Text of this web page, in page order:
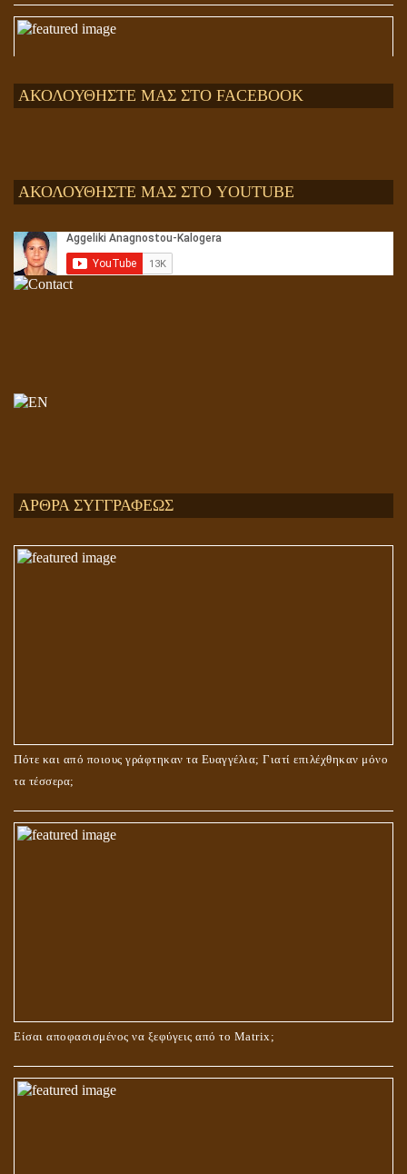
ΑΡΘΡΑ ΣΥΓΓΡΑΦΕΩΣ
Πότε και από ποιους γράφτηκαν τα Ευαγγέλια; Γιατί επιλέχθηκαν μόνο
τα τέσσερα;
Είσαι αποφασισμένος να ξεφύγεις από το Matrix;
Αληθής και επίπλαστη πνευματικότητα
ΤΟ ΣΗΜΕΙΟ ΤΟΥ ΣΤΑΥΡΟΥ
ΝΗΠΙΑΚΑ ΤΟΥ ΧΡΟΝΙΑ
ΑΚΟΛΟΥΘΗΣΤΕ ΜΑΣ ΣΤΟ FACEBOOK
ΑΚΟΛΟΥΘΗΣΤΕ ΜΑΣ ΣΤΟ YOUTUBE